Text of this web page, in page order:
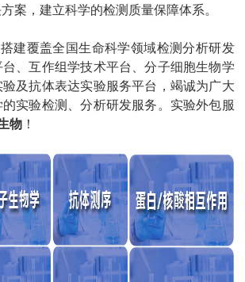
案，建立科学的检测质量保障体系。
建覆盖全国生命科学领域检测分析研发
、互作组学技术平台、分子细胞生物学
及抗体表达实验服务平台，竭诚为广大
实验检测、分析研发服务。实验外包服
物 ！